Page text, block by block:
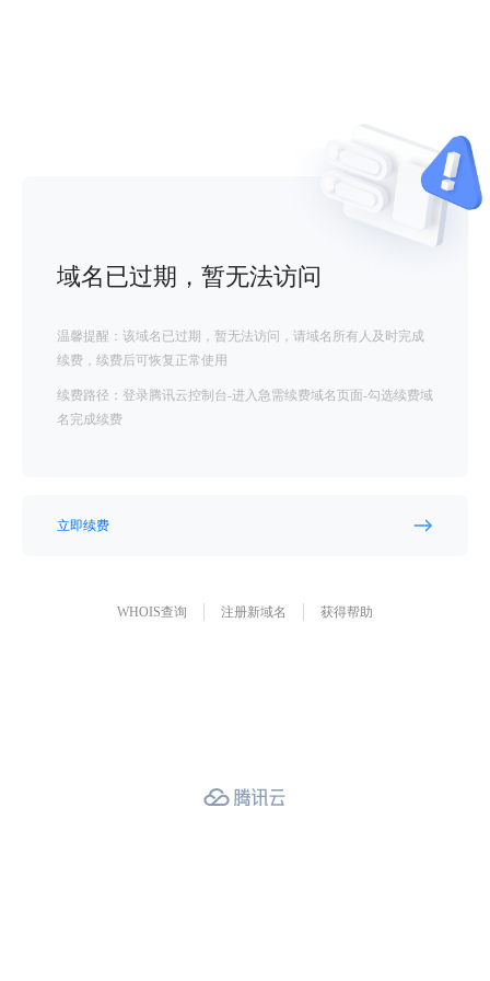
域名已过期，暂无法访问
温馨提醒：该域名已过期，暂无法访问，请域名所有人及时完成
续费，续费后可恢复正常使用
续费路径：登录腾讯云控制台-进入急需续费域名页面-勾选续费域
名完成续费
立即续费
WHOIS查询 注册新域名 获得帮助